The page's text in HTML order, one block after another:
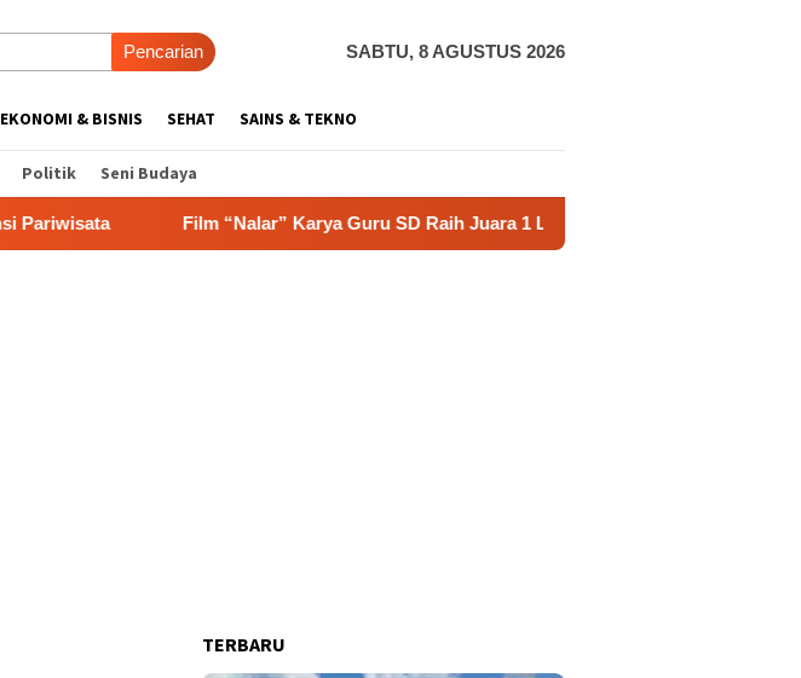
Pencarian SABTU, 8 AGUSTUS 2026
EKONOMI & BISNIS SEHAT SAINS & TEKNO
Politik Seni Budaya
Film “Nalar” Karya Guru SD Raih Juara 1 Lomba Video Literasi Gunungkidul 2026
TERBARU